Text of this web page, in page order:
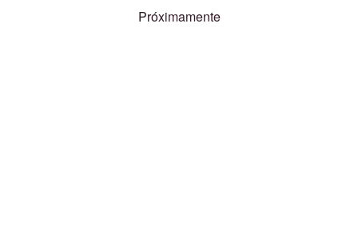
Próximamente